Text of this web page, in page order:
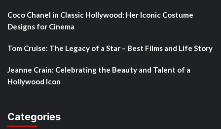
Coco Chanel in Classic Hollywood: Her Iconic Costume
Designs for Cinema
Tom Cruise: The Legacy of a Star – Best Films and Life Story
Jeanne Crain: Celebrating the Beauty and Talent of a
Hollywood Icon
Categories